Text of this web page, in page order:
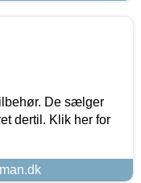
De sælger
dertil. Klik her for